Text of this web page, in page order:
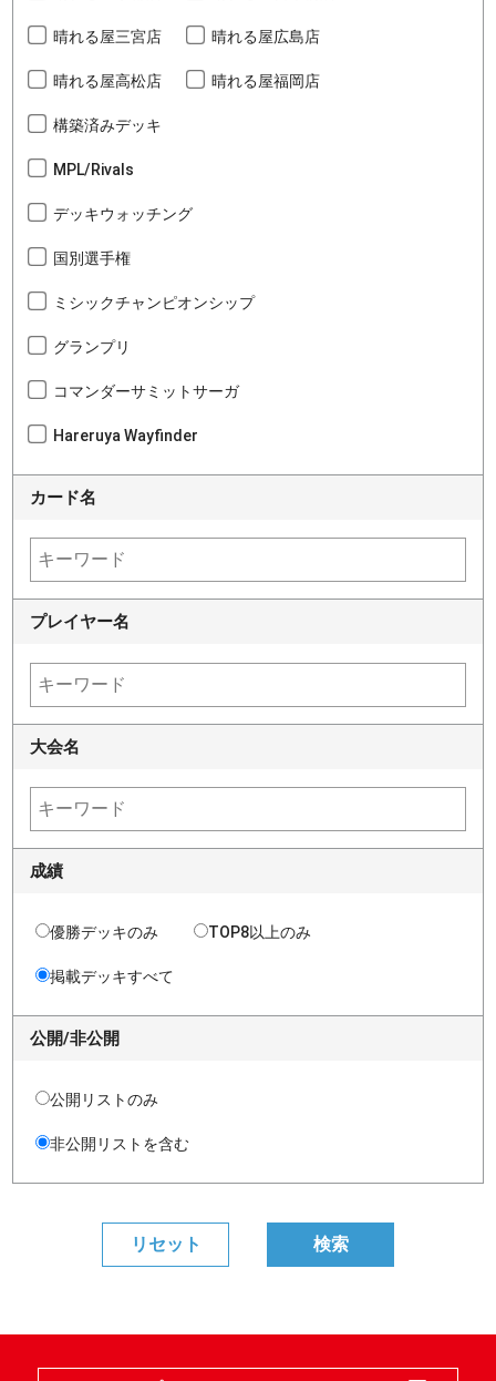
晴れる屋三宮店 晴れる屋広島店
晴れる屋高松店 晴れる屋福岡店
構築済みデッキ
MPL/Rivals
デッキウォッチング
国別選手権
ミシックチャンピオンシップ
グランプリ
コマンダーサミットサーガ
Hareruya Wayfinder
カード名
プレイヤー名
大会名
成績
優勝デッキのみ TOP8以上のみ
掲載デッキすべて
公開/非公開
公開リストのみ
非公開リストを含む